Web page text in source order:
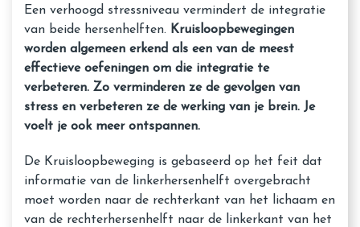
Een verhoogd stressniveau vermindert de integratie
van beide hersenhelften. Kruisloopbewegingen
worden algemeen erkend als een van de meest
effectieve oefeningen om die integratie te
verbeteren. Zo verminderen ze de gevolgen van
stress en verbeteren ze de werking van je brein. Je
voelt je ook meer ontspannen.
De Kruisloopbeweging is gebaseerd op het feit dat
informatie van de linkerhersenhelft overgebracht
moet worden naar de rechterkant van het lichaam en
van de rechterhersenhelft naar de linkerkant van het